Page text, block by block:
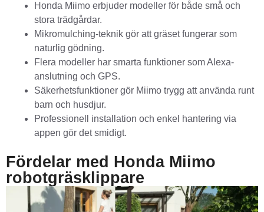
Honda Miimo erbjuder modeller för både små och
stora trädgårdar.
Mikromulching-teknik gör att gräset fungerar som
naturlig gödning.
Flera modeller har smarta funktioner som Alexa-
anslutning och GPS.
Säkerhetsfunktioner gör Miimo trygg att använda runt
barn och husdjur.
Professionell installation och enkel hantering via
appen gör det smidigt.
Fördelar med Honda Miimo
robotgräsklippare